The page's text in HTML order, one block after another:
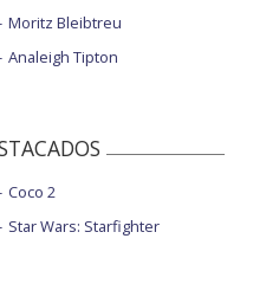
Moritz Bleibtreu
Analeigh Tipton
Coco 2
Star Wars: Starfighter